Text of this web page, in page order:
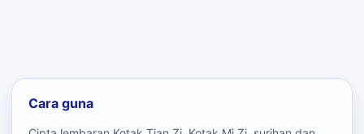
Cara guna